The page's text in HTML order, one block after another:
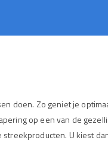
doen. Zo geniet je
op een van de
U kiest